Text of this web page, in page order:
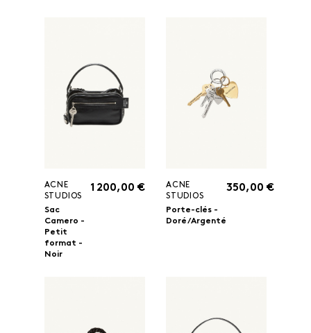
ACNE
STUDIOS
Sac
Camero -
Petit
format -
Noir
1 200,00 €
ACNE
STUDIOS
Porte-clés -
Doré/Argenté
350,00 €